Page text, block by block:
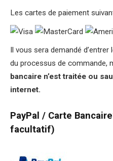
Les cartes de paiement
Il vous sera demandé
du processus de commande,
bancaire n’est traitée ou
internet.
PayPal / Carte Bancaire
facultatif)